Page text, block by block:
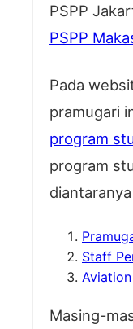
PSPP
PSPP
Pada
pramugari
program
program
Staff
Masing-